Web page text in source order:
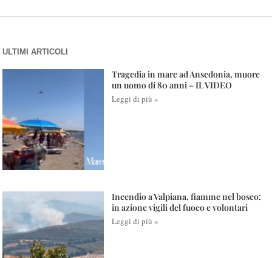
ULTIMI ARTICOLI
Tragedia in mare ad Ansedonia, muore
un uomo di 80 anni – IL VIDEO
Leggi di più »
Incendio a Valpiana, fiamme nel bosco:
in azione vigili del fuoco e volontari
Leggi di più »